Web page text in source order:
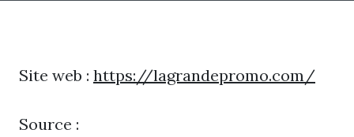
Site web : https://lagrandepromo.com/
Source :